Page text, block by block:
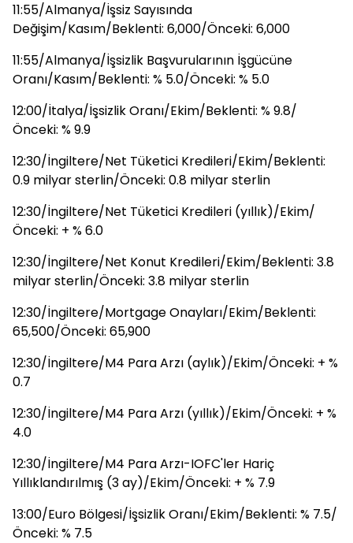
11:55/Almanya/İşsiz Sayısında
Değişim/Kasım/Beklenti: 6,000/Önceki: 6,000
11:55/Almanya/İşsizlik Başvurularının İşgücüne
Oranı/Kasım/Beklenti: % 5.0/Önceki: % 5.0
12:00/İtalya/İşsizlik Oranı/Ekim/Beklenti: % 9.8/
Önceki: % 9.9
12:30/İngiltere/Net Tüketici Kredileri/Ekim/Beklenti:
0.9 milyar sterlin/Önceki: 0.8 milyar sterlin
12:30/İngiltere/Net Tüketici Kredileri (yıllık)/Ekim/
Önceki: + % 6.0
12:30/İngiltere/Net Konut Kredileri/Ekim/Beklenti: 3.8
milyar sterlin/Önceki: 3.8 milyar sterlin
12:30/İngiltere/Mortgage Onayları/Ekim/Beklenti:
65,500/Önceki: 65,900
12:30/İngiltere/M4 Para Arzı (aylık)/Ekim/Önceki: + %
0.7
12:30/İngiltere/M4 Para Arzı (yıllık)/Ekim/Önceki: + %
4.0
12:30/İngiltere/M4 Para Arzı-IOFC'ler Hariç
Yıllıklandırılmış (3 ay)/Ekim/Önceki: + % 7.9
13:00/Euro Bölgesi/İşsizlik Oranı/Ekim/Beklenti: % 7.5/
Önceki: % 7.5